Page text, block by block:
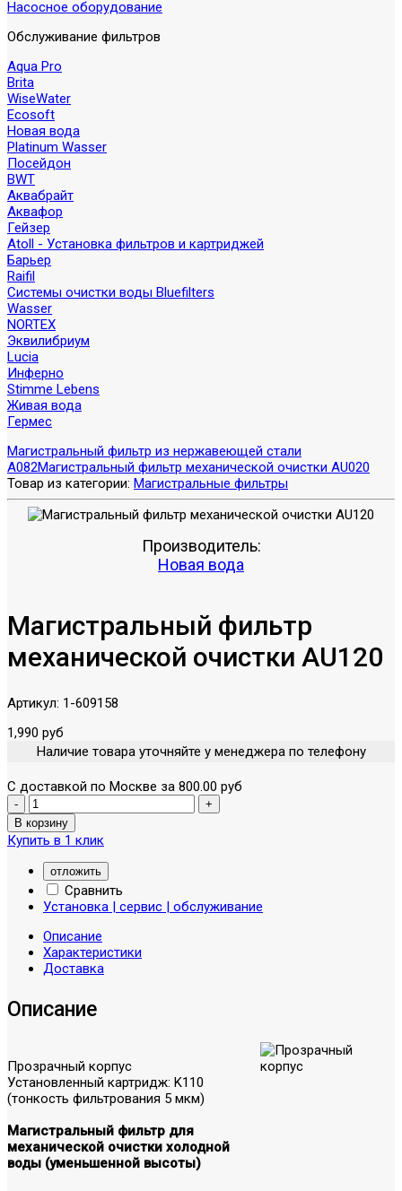
Насосное оборудование
Обслуживание фильтров
Aqua Pro
Brita
WiseWater
Ecosoft
Новая вода
Platinum Wasser
Посейдон
BWT
Аквабрайт
Аквафор
Гейзер
Atoll - Установка фильтров и картриджей
Барьер
Raifil
Системы очистки воды Bluefilters
Wasser
NORTEX
Эквилибриум
Lucia
Инферно
Stimme Lebens
Живая вода
Гермес
Магистральный фильтр из нержавеющей стали
A082Магистральный фильтр механической очистки AU020
Товар из категории: Магистральные фильтры
Производитель:
Новая вода
Магистральный фильтр
механической очистки AU120
Артикул: 1-609158
1,990 руб
Наличие товара уточняйте у менеджера по телефону
С доставкой по Москве за 800.00 руб
Купить в 1 клик
отложить
Сравнить
Установка | сервис | обслуживание
Описание
Характеристики
Доставка
Описание
Прозрачный корпус
Установленный картридж: K110
(тонкость фильтрования 5 мкм)
Магистральный фильтр для
механической очистки холодной
воды (уменьшенной высоты)